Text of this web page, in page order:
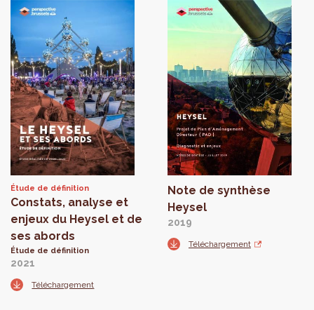
Étude de définition
Constats, analyse et
enjeux du Heysel et de
ses abords
Étude de définition
2021
Téléchargement
Note de synthèse
Heysel
2019
Téléchargement